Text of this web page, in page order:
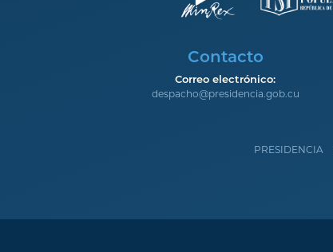
Contacto
Correo electrónico:
despacho@presidencia.gob.cu
PRESIDENCIA